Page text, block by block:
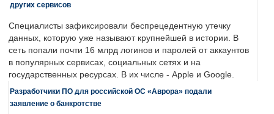
других сервисов
Специалисты зафиксировали беспрецедентную утечку
данных, которую уже называют крупнейшей в истории. В
сеть попали почти 16 млрд логинов и паролей от аккаунтов
в популярных сервисах, социальных сетях и на
государственных ресурсах. В их числе - Apple и Google.
Разработчики ПО для российской ОС «Аврора» подали
заявление о банкротстве